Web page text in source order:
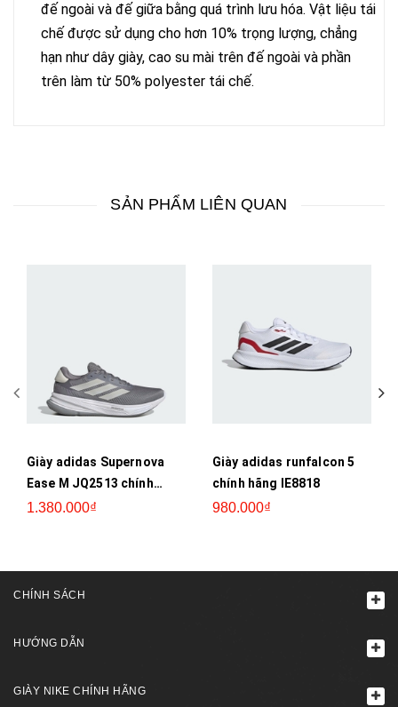
đế ngoài và đế giữa bằng quá trình lưu hóa. Vật liệu tái
chế được sử dụng cho hơn 10% trọng lượng, chẳng
hạn như dây giày, cao su mài trên đế ngoài và phần
trên làm từ 50% polyester tái chế.
SẢN PHẨM LIÊN QUAN
Giày adidas Supernova
Ease M JQ2513 chính
hãng
1.380.000₫
Giày adidas runfalcon 5
chính hãng IE8818
980.000₫
CHÍNH SÁCH
HƯỚNG DẪN
GIÀY NIKE CHÍNH HÃNG